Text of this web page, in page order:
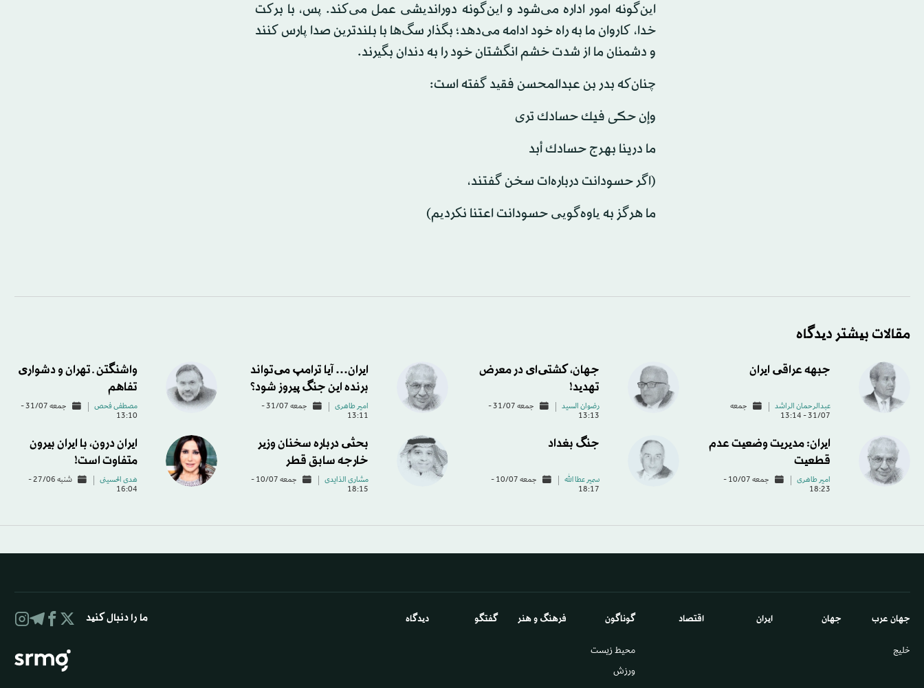
این‌گونه امور اداره می‌شود و این‌گونه دوراندیشی عمل می‌کند. پس، با برکت
خدا، کاروان ما به راه خود ادامه می‌دهد؛ بگذار سگ‌ها با بلندترین صدا پارس کنند
و دشمنان ما از شدت خشم انگشتان خود را به دندان بگیرند.
چنان‌که بدر بن عبدالمحسن فقید گفته است:
وإن حكى فيك حسادك ترى
ما درينا بهرج حسادك أبد
(اگر حسودانت درباره‌ات سخن گفتند،
ما هرگز به یاوه‌گویی حسودانت اعتنا نکردیم)
مقالات بیشتر دیدگاه
جبهه عراقی ایران
عبدالرحمان الراشد
جمعه
31/07 - 13:14
جهان، کشتی‌ای در معرض
تهدید!
رضوان السید
جمعه 31/07 -
13:13
ایران… آیا ترامپ می‌تواند
برنده این جنگ پیروز شود؟
امیر طاهری
جمعه 31/07 -
13:11
واشنگتن ـ تهران و دشواری
تفاهم
مصطفی فحص
جمعه 31/07 -
13:10
ایران: مدیریت وضعیت عدم
قطعیت
امیر طاهری
جمعه 10/07 -
18:23
جنگ بغداد
سمير عطا الله
جمعه 10/07 -
18:17
بحثی درباره سخنان وزیر
خارجه سابق قطر
مشاری الذایدی
جمعه 10/07 -
18:15
ایران درون، با ایران بیرون
متفاوت است!
هدی الحسینی
شنبه 27/06 -
16:04
جهان عرب
خليج
جهان ایران اقتصاد گوناگون
محيط زيست
ورزش
فرهنگ و هنر گفتگو دیدگاه ما را دنبال کنید